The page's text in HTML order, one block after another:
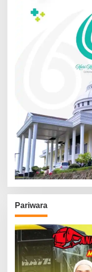
Pariwara